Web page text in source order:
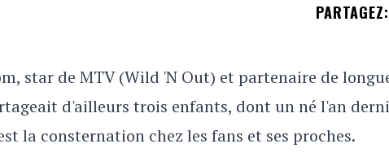
PARTAGEZ:
star de MTV (Wild 'N Out) et partenaire de
d'ailleurs trois enfants, dont un né l'an
la consternation chez les fans et ses proches.